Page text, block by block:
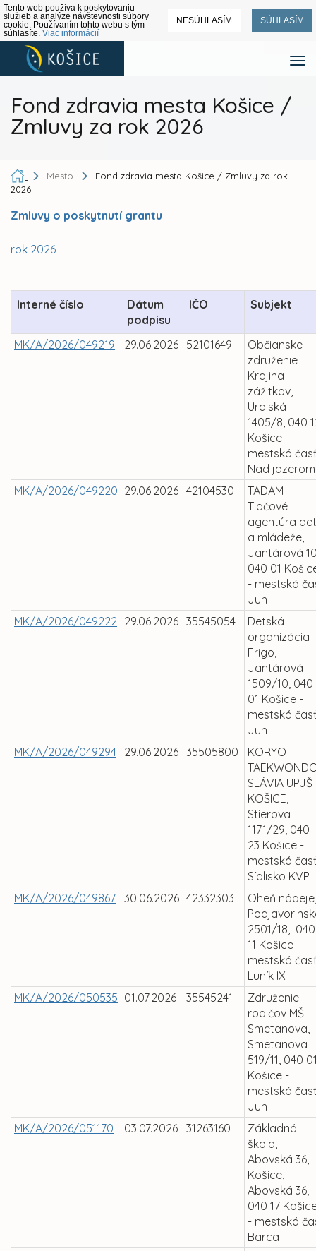
Tento web používa k poskytovaniu
služieb a analýze návštevnosti súbory
cookie. Používaním tohto webu s tým
súhlasíte. Viac informácií
NESÚHLASÍM SÚHLASÍM
Fond zdravia mesta Košice /
Zmluvy za rok 2026
Mesto
Fond zdravia mesta Košice / Zmluvy za rok
2026
Zmluvy o poskytnutí grantu
rok 2026
Interné číslo
Dátum
podpisu
IČO Subjekt
MK/A/2026/049219 29.06.2026 52101649
Občianske
združenie
Krajina
zážitkov,
Uralská
1405/8, 040
Košice -
mestská časť
Nad jazerom
MK/A/2026/049220 29.06.2026 42104530
TADAM -
Tlačové
agentúra
a mládeže,
Jantárová
040 01
- mestská
Juh
MK/A/2026/049222 29.06.2026 35545054
Detská
organizácia
Frigo,
Jantárová
1509/10, 040
01 Košice -
mestská časť
Juh
MK/A/2026/049294 29.06.2026 35505800
KORYO
SLÁVIA UPJŠ
KOŠICE,
Stierova
1171/29, 040
23 Košice -
mestská časť
Sídlisko KVP
MK/A/2026/049867 30.06.2026 42332303
Oheň nádeje,
2501/18, 040
11 Košice -
mestská časť
Luník IX
MK/A/2026/050535 01.07.2026 35545241
Združenie
rodičov MŠ
Smetanova,
Smetanova
519/11, 040
Košice -
mestská časť
Juh
MK/A/2026/051170
03.07.2026 31263160
Základná
škola,
Abovská 36,
Košice,
Abovská 36,
040 17
- mestská
Barca